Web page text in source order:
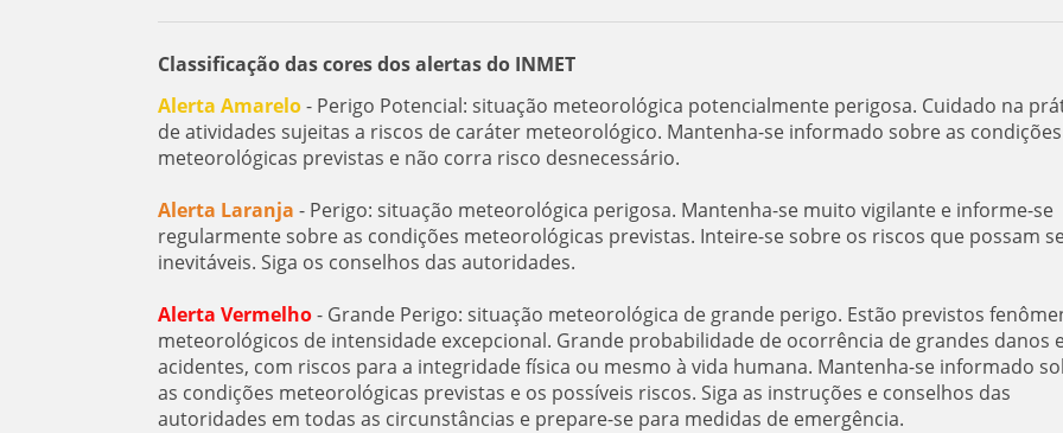
Classificação das cores dos alertas do INMET
Alerta Amarelo- Perigo Potencial: situação meteorológica potencialmente perigosa. Cuidado na
de atividades sujeitas a riscos de caráter meteorológico. Mantenha-se informado sobre as condições
meteorológicas previstas e não corra risco desnecessário.
Alerta Laranja - Perigo: situação meteorológica perigosa. Mantenha-se muito vigilante e informe-se
regularmente sobre as condições meteorológicas previstas. Inteire-se sobre os riscos que possam
inevitáveis. Siga os conselhos das autoridades.
Alerta Vermelho- Grande Perigo: situação meteorológica de grande perigo. Estão previstos
meteorológicos de intensidade excepcional. Grande probabilidade de ocorrência de grandes danos
acidentes, com riscos para a integridade física ou mesmo à vida humana. Mantenha-se informado
as condições meteorológicas previstas e os possíveis riscos. Siga as instruções e conselhos das
autoridades em todas as circunstâncias e prepare-se para medidas de emergência.